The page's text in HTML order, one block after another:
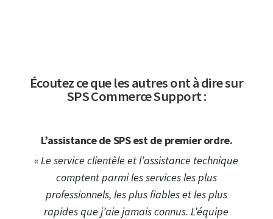
Écoutez ce que les autres ont à dire sur
SPS Commerce Support :
L’assistance de SPS est de premier ordre.
« Le service clientèle et l’assistance technique
comptent parmi les services les plus
professionnels, les plus fiables et les plus
rapides que j’aie jamais connus. L’équipe